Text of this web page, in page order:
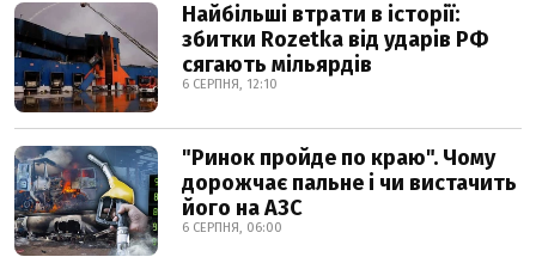
Найбільші втрати в історії:
збитки Rozetka від ударів РФ
сягають мільярдів
6 СЕРПНЯ, 12:10
"Ринок пройде по краю". Чому
дорожчає пальне і чи вистачить
його на АЗС
6 СЕРПНЯ, 06:00